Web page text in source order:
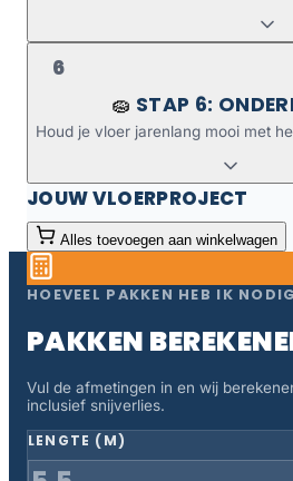
6
🧽 STAP 6:
Houd je vloer jarenlang mooi met
JOUW VLOERPROJECT
Alles toevoegen aan winkelwagen
HOEVEEL PAKKEN HEB IK
PAKKEN
Vul de afmetingen in en wij
inclusief snijverlies.
LENGTE (M)